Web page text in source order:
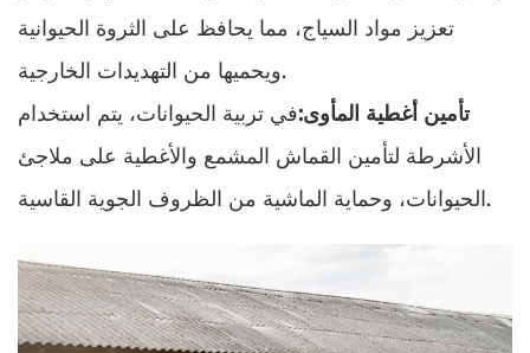
تعزيز مواد السياج، مما يحافظ على الثروة الحيوانية
ويحميها من التهديدات الخارجية.
تأمين أغطية المأوى:في تربية الحيوانات، يتم استخدام
الأشرطة لتأمين القماش المشمع والأغطية على ملاجئ
الحيوانات، وحماية الماشية من الظروف الجوية القاسية.